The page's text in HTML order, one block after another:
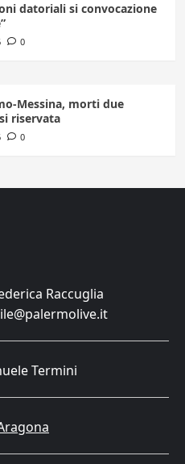
datoriali si convocazione
0
Messina, morti due
riservata
0
Raccuglia
Termini